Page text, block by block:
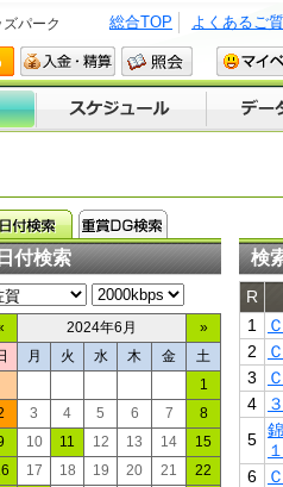
パーク よくあるご
総合TOP
付検索
2024年6月
»
月 火 水 木 金
土
1
3 4 5 6 7
8
10 11 12 13 14
15
17 18 19 20 21
22
検
R
1
2
3
4
5
１
6